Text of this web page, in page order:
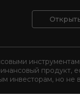
продукт,
инвесторам, но не